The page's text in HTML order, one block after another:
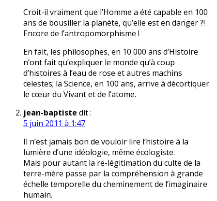
Croit-il vraiment que l’Homme a été capable en 100
ans de bousiller la planète, qu’elle est en danger ?!
Encore de l’antropomorphisme !
En fait, les philosophes, en 10 000 ans d’Histoire
n’ont fait qu’expliquer le monde qu’à coup
d’histoires à l’eau de rose et autres machins
celestes; la Science, en 100 ans, arrive à décortiquer
le cœur du Vivant et de l’atome.
jean-baptiste dit :
5 juin 2011 à 1:47
Il n’est jamais bon de vouloir lire l’histoire à la
lumière d’une idéologie, même écologiste.
Mais pour autant la re-légitimation du culte de la
terre-mère passe par la compréhension à grande
échelle temporelle du cheminement de l’imaginaire
humain.